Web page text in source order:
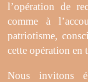
l’opération de
comme à
patriotisme,
cette opération en
Nous invitons